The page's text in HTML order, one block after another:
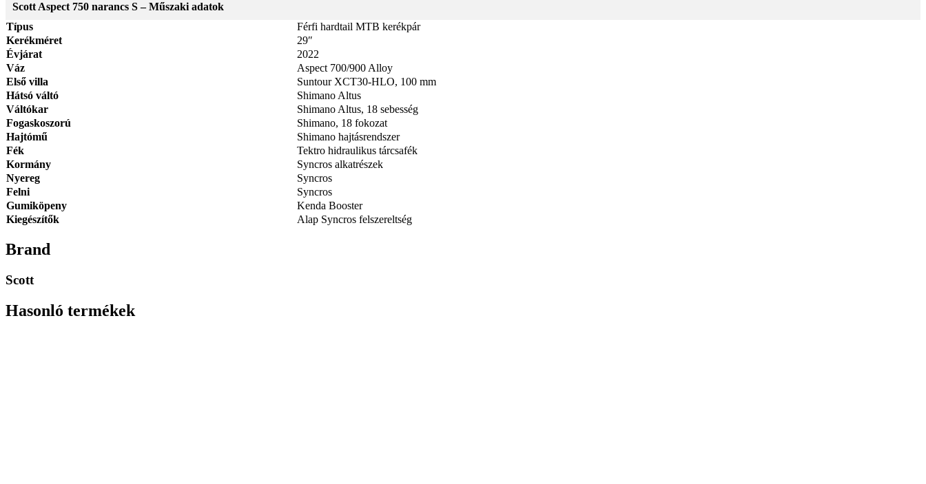
Scott Aspect 750 narancs S – Műszaki adatok
Típus
Férfi hardtail MTB kerékpár
Kerékméret
29″
Évjárat
2022
Váz
Aspect 700/900 Alloy
Első villa
Suntour XCT30-HLO, 100 mm
Hátsó váltó
Shimano Altus
Váltókar
Shimano Altus, 18 sebesség
Fogaskoszorú
Shimano, 18 fokozat
Hajtómű
Shimano hajtásrendszer
Fék
Tektro hidraulikus tárcsafék
Kormány
Syncros alkatrészek
Nyereg
Syncros
Felni
Syncros
Gumiköpeny
Kenda Booster
Kiegészítők
Alap Syncros felszereltség
Brand
Scott
Hasonló termékek